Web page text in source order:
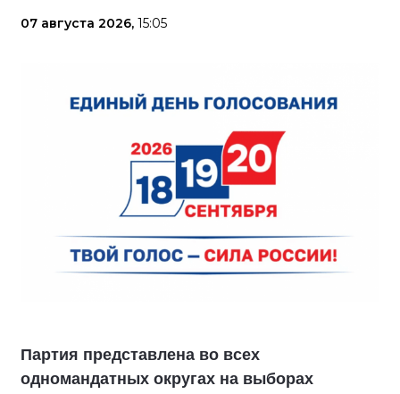
07 августа 2026, 15:05
Партия представлена во всех
одномандатных округах на выборах